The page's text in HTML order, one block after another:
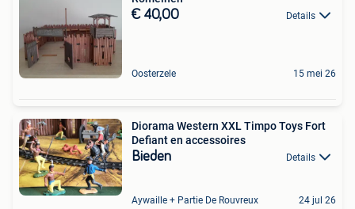
€ 40,00 Details
Oosterzele 15 mei 26
Diorama Western XXL Timpo Toys Fort
Defiant en accessoires
Bieden Details
Aywaille + Partie De Rouvreux 24 jul 26